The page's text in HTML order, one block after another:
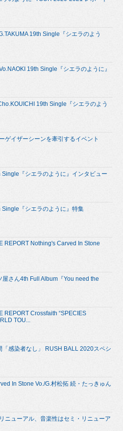
19th Single『シエラのよう
19th Single『シエラのように』
19th Single『シエラのよう
ゲイザーシーンを牽引するイベント
Single『シエラのように』インタビュー
Single『シエラのように』特集
REPORT Nothing's Carved In Stone
屋さん4th Full Album『You need the
REPORT Crossfaith “SPECIES
TOU...
「感染者なし」 RUSH BALL 2020スペシ
In Stone Vo./G.村松拓 続・たっきゅん
ニューアル、音楽性はセミ・リニューア